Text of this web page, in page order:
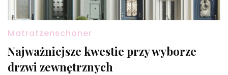
Matratzenschoner
Najważniejsze kwestie przy wyborze
drzwi zewnętrznych